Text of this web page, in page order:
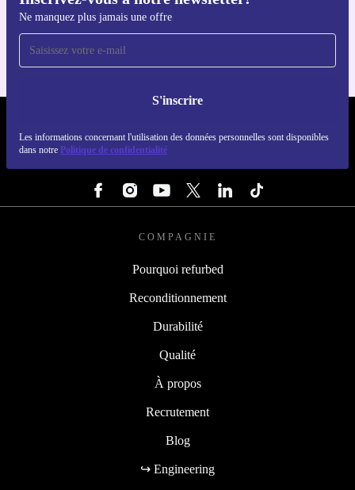
Ne manquez plus jamais une offre
S'inscrire
Les informations concernant l'utilisation des données personnelles sont disponibles
dans notre Politique de confidentialité
Pour iOS et Android
COMPAGNIE
Pourquoi refurbed
Reconditionnement
Durabilité
Qualité
À propos
Recrutement
Blog
↪ Engineering